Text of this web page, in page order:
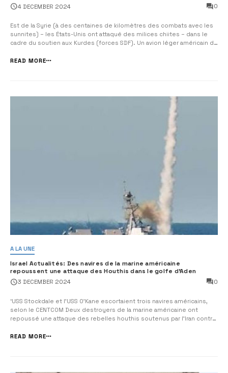
4 DECEMBER 2024 0
Est de la Syrie (à des centaines de kilomètres des combats avec les
sunnites) – les États-Unis ont attaqué des milices chiites – dans le
cadre du soutien aux Kurdes (forces SDF). Un avion léger américain de
train d’attaquer des zones […]...
READ MORE
A LA UNE
Israel Actualités: Des navires de la marine américaine
repoussent une attaque des Houthis dans le golfe d’Aden
3 DECEMBER 2024 0
‘USS Stockdale et l’USS O’Kane escortaient trois navires américains,
selon le CENTCOM Deux destroyers de la marine américaine ont
repoussé une attaque des rebelles houthis soutenus par l’Iran contre
commandement central américain (CENTCOM). &#8220...
READ MORE